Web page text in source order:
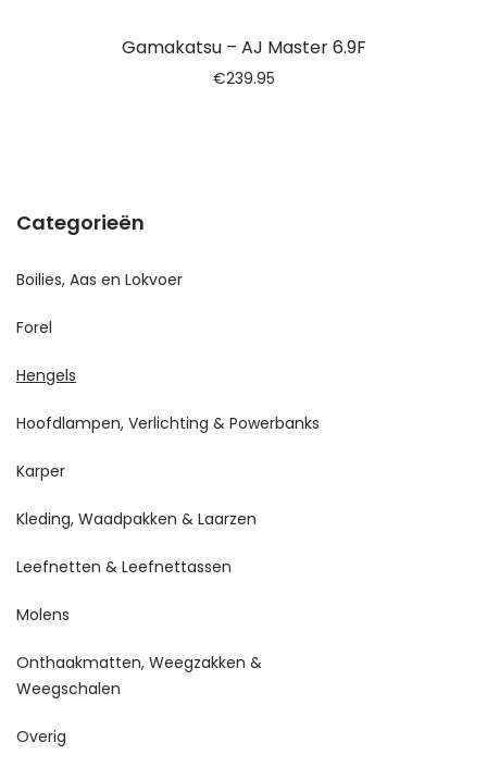
Gamakatsu – AJ Master 6.9F
€239.95
Categorieën
Boilies, Aas en Lokvoer
Forel
Hengels
Hoofdlampen, Verlichting & Powerbanks
Karper
Kleding, Waadpakken & Laarzen
Leefnetten & Leefnettassen
Molens
Onthaakmatten, Weegzakken &
Weegschalen
Overig